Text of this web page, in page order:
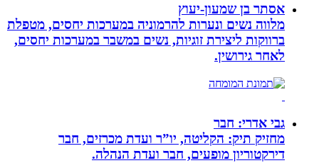
אסתר בן שמעון-יעוץ
מלווה נשים ונערות להרמוניה במערכות יחסים, מטפלת
ברווקות ליצירת זוגיות, נשים במשבר במערכות יחסים,
לאחר גירושין.
גבי אדרי: חבר
מחזיק תיק: הקליטה, יו”ר ועדת מכרזים, חבר
דירקטוריון מופעים, חבר ועדת הנהלה.